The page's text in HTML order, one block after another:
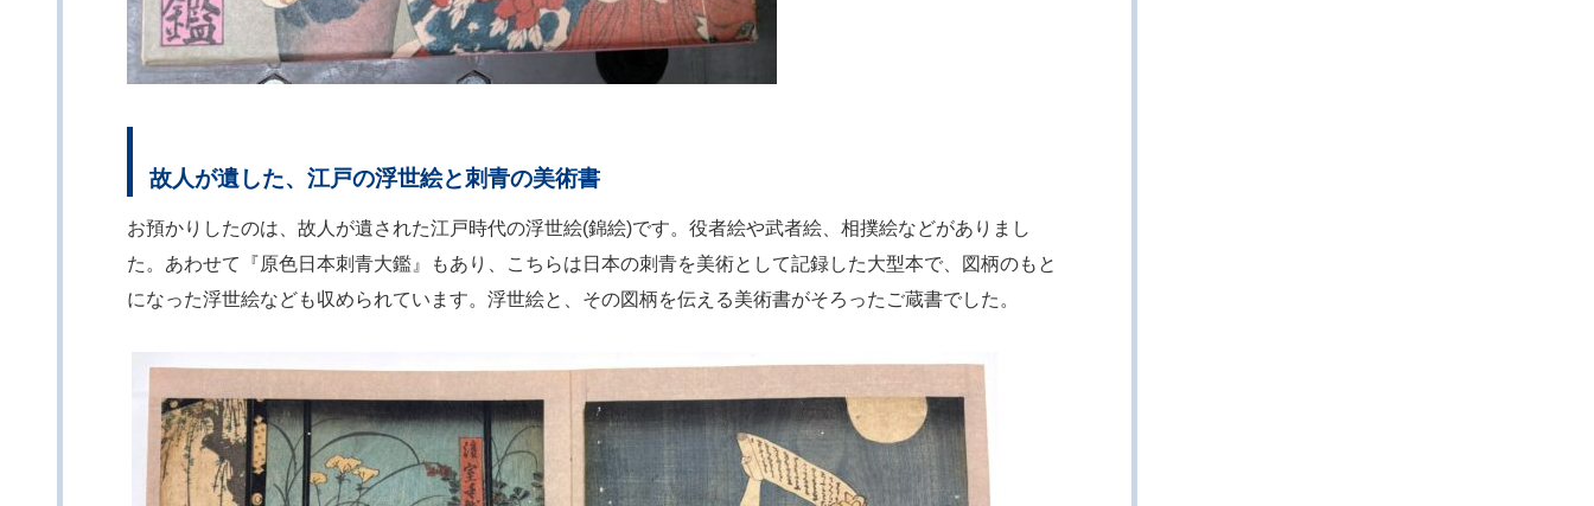
故人が遺した、江戸の浮世絵と刺青の美術書
お預かりしたのは、故人が遺された江戸時代の浮世絵(錦絵)です。役者絵や武者絵、相撲絵などがありまし
た。あわせて『原色日本刺青大鑑』もあり、こちらは日本の刺青を美術として記録した大型本で、図柄のもと
になった浮世絵なども収められています。浮世絵と、その図柄を伝える美術書がそろったご蔵書でした。